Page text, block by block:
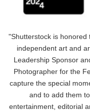
"Shutterstock is honored
independent art and
Leadership Sponsor
Photographer for the
capture the special
and to add them
entertainment, editorial